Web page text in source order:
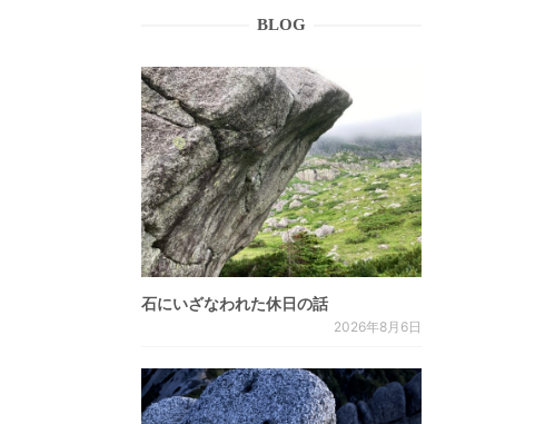
BLOG
石にいざなわれた休日の話
2026年8月6日